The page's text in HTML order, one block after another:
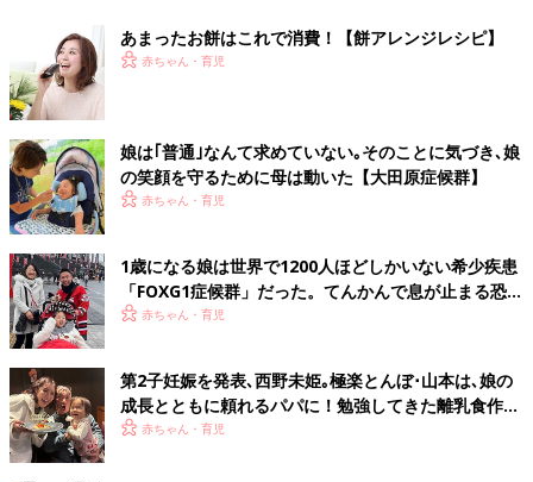
あまったお餅はこれで消費！【餅アレンジレシピ】
赤ちゃん・育児
娘は｢普通｣なんて求めていない｡そのことに気づき､娘
の笑顔を守るために母は動いた【大田原症候群】
赤ちゃん・育児
1歳になる娘は世界で1200人ほどしかいない希少疾患
「FOXG1症候群」だった。てんかんで息が止まる恐怖
の中、娘を守り抜いた10年…【体験談】
赤ちゃん・育児
第2子妊娠を発表､西野未姫｡極楽とんぼ･山本は､娘の
成長とともに頼れるパパに！勉強してきた離乳食作り
は､娘の食べむらに悪戦苦闘･･･
赤ちゃん・育児